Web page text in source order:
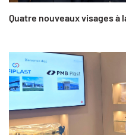
Quatre nouveaux visages à